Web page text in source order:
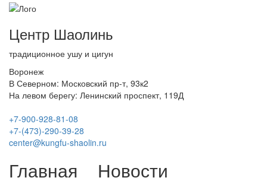
Центр Шаолинь
традиционное ушу и цигун
Воронеж
В Северном: Московский пр-т, 93к2
На левом берегу: Ленинский проспект, 119Д
+7-900-928-81-08
+7-(473)-290-39-28
center@kungfu-shaolin.ru
Главная Новости